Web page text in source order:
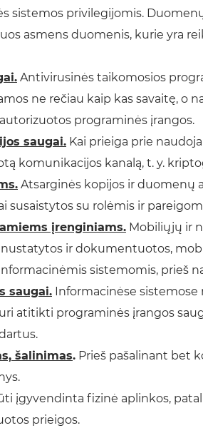
sistemos privilegijomis.
asmens duomenis, kurie yra
Antivirusinės taikomosios
ne rečiau kaip kas savaitę, o
programinės įrangos.
saugai. Kai prieiga prie
komunikacijos kanalą, t. y.
Atsarginės kopijos ir duomenų
susaistytos su rolėmis ir
įrenginiams. Mobiliųjų ir
ir dokumentuotos,
sistemomis, prieš
saugai. Informacinėse
atitikti programinės įrangos
šalinimas. Prieš pašalinant bet
įgyvendinta fizinė aplinkos,
prieigos.